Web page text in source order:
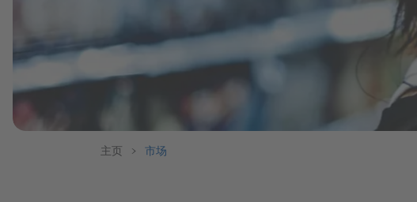
啤酒厂
苹果酒、葡萄酒和烈酒
能量饮料
运动饮料
纯果汁和果汁饮料
啤酒
啤酒混合饮料
苹果酒，葡萄酒和烈
苹果酒
棕色和白色
啤酒
葡萄酒和烈酒
口感改良和甜味系统
宝石蓝
虎眼棕
Multi-Sensory
主页 > 市场